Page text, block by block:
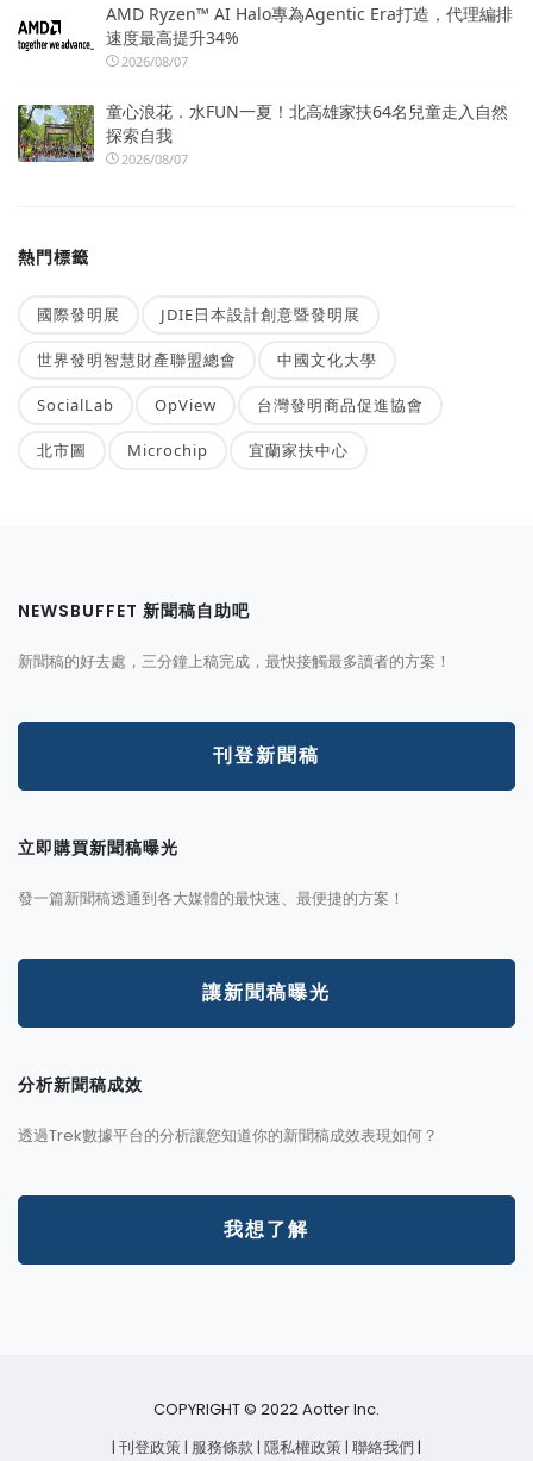
AMD Ryzen™ AI Halo專為Agentic Era打造，代理編排
速度最高提升34%
2026/08/07
童心浪花．水FUN一夏！北高雄家扶64名兒童走入自然
探索自我
2026/08/07
熱門標籤
國際發明展 JDIE日本設計創意暨發明展
世界發明智慧財產聯盟總會 中國文化大學
SocialLab OpView 台灣發明商品促進協會
北市圖 Microchip 宜蘭家扶中心
NEWSBUFFET 新聞稿自助吧
新聞稿的好去處，三分鐘上稿完成，最快接觸最多讀者的方案！
刊登新聞稿
立即購買新聞稿曝光
發一篇新聞稿透通到各大媒體的最快速、最便捷的方案！
讓新聞稿曝光
分析新聞稿成效
透過Trek數據平台的分析讓您知道你的新聞稿成效表現如何？
我想了解
COPYRIGHT © 2022 Aotter Inc.
| 刊登政策| 服務條款| 隱私權政策| 聯絡我們 |